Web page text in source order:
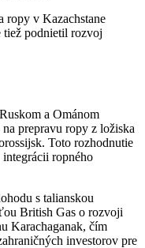
ropy v Kazachstane
podnietil rozvoj
a Ománom
prepravu ropy z ložiska
Toto rozhodnutie
ropného
s talianskou
British Gas o rozvoji
Karachaganak, čím
investorov pre